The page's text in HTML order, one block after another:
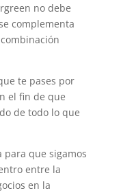
no debe
complementa
te pases por
el fin de que
de todo lo que
para que sigamos
entre la
en la